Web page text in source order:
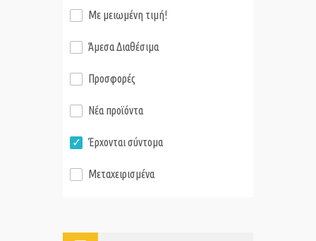
Με μειωμένη τιμή!
Άμεσα Διαθέσιμα
Προσφορές
Νέα προϊόντα
Έρχονται σύντομα
Μεταχειρισμένα